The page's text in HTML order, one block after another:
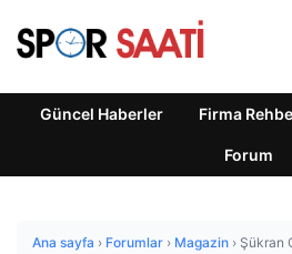
Güncel Haberler Firma
Forum
Ana sayfa › Forumlar › Magazin › Şükran